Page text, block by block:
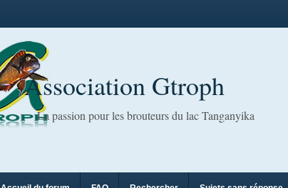
Association Gtroph
La passion pour les brouteurs du lac Tanganyika